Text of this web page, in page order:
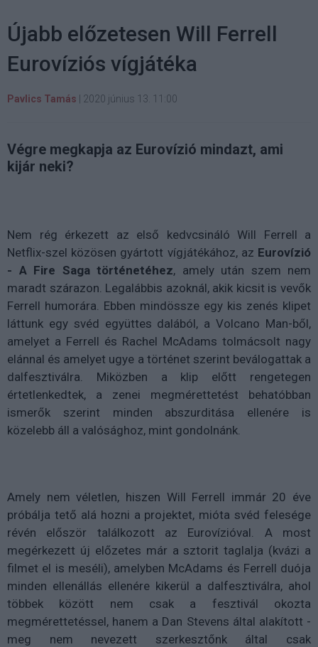
Újabb előzetesen Will Ferrell
Eurovíziós vígjátéka
Pavlics Tamás 2020 június 13. 11:00
Végre megkapja az Eurovízió mindazt, ami
kijár neki?
Nem rég érkezett az első kedvcsináló Will Ferrell a
Netflix-szel közösen gyártott vígjátékához, az Eurovízió
- A Fire Saga történetéhez, amely után szem nem
maradt szárazon. Legalábbis azoknál, akik kicsit is vevők
Ferrell humorára. Ebben mindössze egy kis zenés klipet
láttunk egy svéd együttes dalából, a Volcano Man-ből,
amelyet a Ferrell és Rachel McAdams tolmácsolt nagy
elánnal és amelyet ugye a történet szerint beválogattak a
dalfesztiválra. Miközben a klip előtt rengetegen
értetlenkedtek, a zenei megmérettetést behatóbban
ismerők szerint minden abszurditása ellenére is
közelebb áll a valósághoz, mint gondolnánk.
Amely nem véletlen, hiszen Will Ferrell immár 20 éve
próbálja tető alá hozni a projektet, mióta svéd felesége
révén először találkozott az Eurovízióval. A most
megérkezett új előzetes már a sztorit taglalja (kvázi a
filmet el is meséli), amelyben McAdams és Ferrell duója
minden ellenállás ellenére kikerül a dalfesztiválra, ahol
többek között nem csak a fesztivál okozta
megmérettetéssel, hanem a Dan Stevens által alakított -
meg nem nevezett szerkesztőnk által csak